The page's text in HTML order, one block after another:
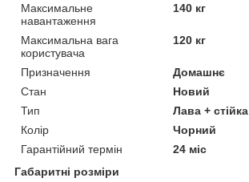
Максимальне
навантаження
140 кг
Максимальна вага
користувача
120 кг
Призначення
Домашнє
Стан
Новий
Тип
Лава + стійка
Колір
Чорний
Гарантійний термін
24 міс
Габаритні розміри